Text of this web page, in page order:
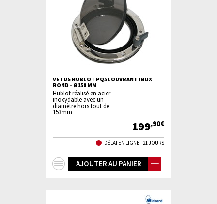
VETUS HUBLOT PQ51 OUVRANT INOX
ROND - Ø158 MM
Hublot réalisé en acier
inoxydable avec un
diamètre hors tout de
153mm
199,90€
DÉLAI EN LIGNE : 21 JOURS
AJOUTER AU PANIER